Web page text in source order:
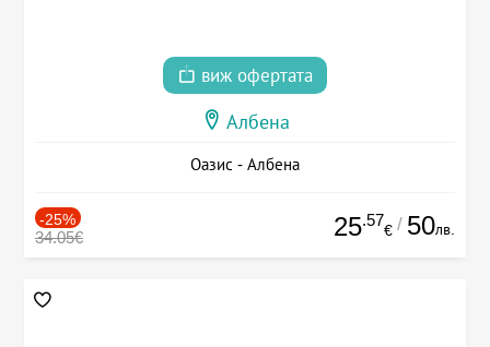
виж офертата
Албена
Оазис - Албена
-25%
34.05€ 25.57
€ / 50лв.